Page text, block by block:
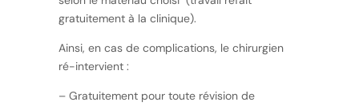
gratuitement à la clinique).
Ainsi, en cas de complications, le chirurgien
ré-intervient :
– Gratuitement pour toute révision de